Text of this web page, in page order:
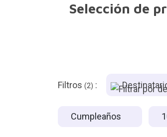
Selección de
Filtros (2) :
Cumpleaños